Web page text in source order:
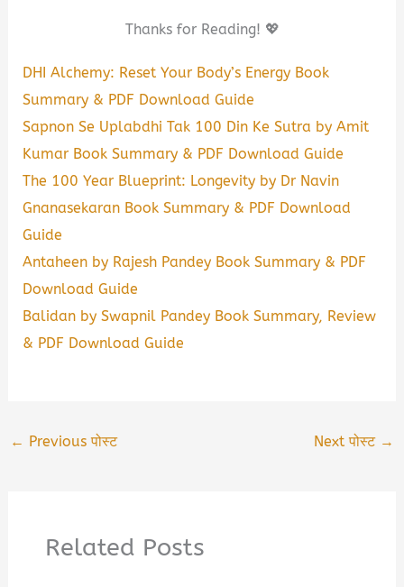
Thanks for Reading! 💖
DHI Alchemy: Reset Your Body’s Energy Book
Summary & PDF Download Guide
Sapnon Se Uplabdhi Tak 100 Din Ke Sutra by Amit
Kumar Book Summary & PDF Download Guide
The 100 Year Blueprint: Longevity by Dr Navin
Gnanasekaran Book Summary & PDF Download
Guide
Antaheen by Rajesh Pandey Book Summary & PDF
Download Guide
Balidan by Swapnil Pandey Book Summary, Review
& PDF Download Guide
← Previous पोस्ट Next पोस्ट →
Related Posts